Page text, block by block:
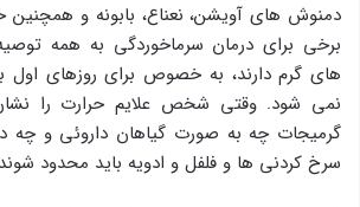
دمنوش های آویشن، نعناع، بابونه و همچنین
برخی برای درمان سرماخوردگی به همه
های گرم دارند، به خصوص برای روزهای اول
نمی شود. وقتی شخص علایم حرارت را
گرمیجات چه به صورت گیاهان داروئی و چه
سرخ کردنی ها و فلفل و ادویه باید محدود